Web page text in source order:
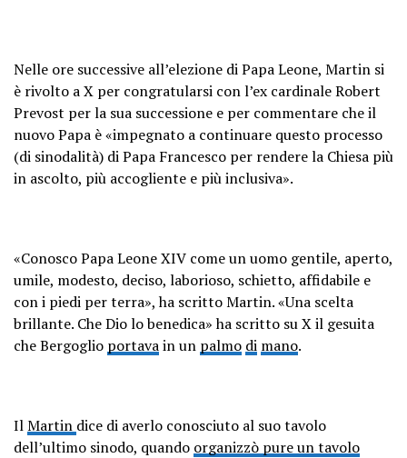
Nelle ore successive all’elezione di Papa Leone, Martin si
è rivolto a X per congratularsi con l’ex cardinale Robert
Prevost per la sua successione e per commentare che il
nuovo Papa è «impegnato a continuare questo processo
(di sinodalità) di Papa Francesco per rendere la Chiesa più
in ascolto, più accogliente e più inclusiva».
«Conosco Papa Leone XIV come un uomo gentile, aperto,
umile, modesto, deciso, laborioso, schietto, affidabile e
con i piedi per terra», ha scritto Martin. «Una scelta
brillante. Che Dio lo benedica» ha scritto su X il gesuita
che Bergoglio portavain un palmo di mano.
IlMartin dice di averlo conosciuto al suo tavolo
dell’ultimo sinodo, quando organizzò pure un tavolo